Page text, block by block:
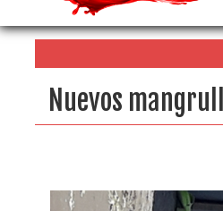
Nuevos